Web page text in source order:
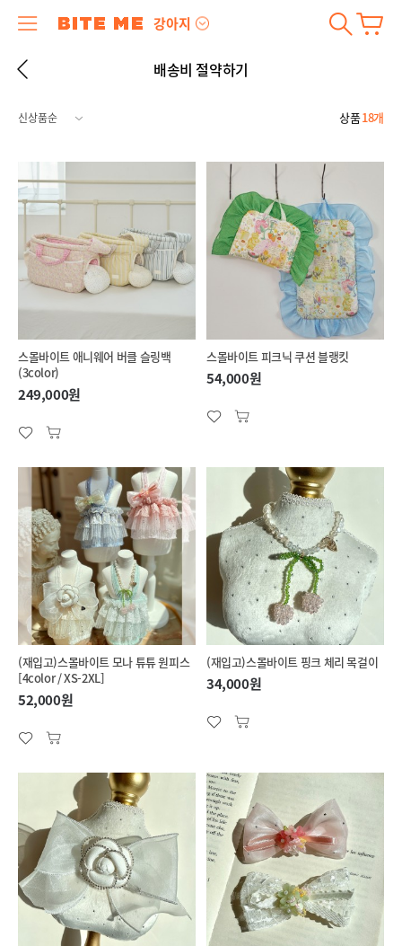
강아지
배송비 절약하기
상품18개
스몰바이트 애니웨어 버클 슬링백
(3color)
249,000원
스몰바이트 피크닉 쿠션 블랭킷
54,000원
(재입고)스몰바이트 모나 튜튜 원피스
[4color / XS-2XL]
52,000원
(재입고)스몰바이트 핑크 체리 목걸이
34,000원